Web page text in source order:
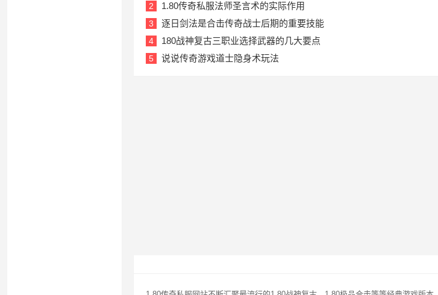
2 1.80传奇私服法师圣言术的实际作用
3 逐日剑法是合击传奇战士后期的重要技能
4 180战神复古三职业选择武器的几大要点
5 说说传奇游戏道士隐身术玩法